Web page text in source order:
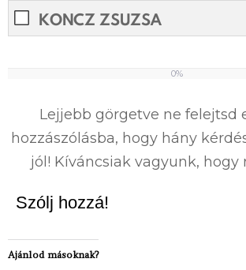
KONCZ ZSUZSA
0%
Lejjebb görgetve ne felejtsd
hozzászólásba, hogy hány
jól! Kíváncsiak vagyunk, hogy
Szólj hozzá!
Ajánlod másoknak?